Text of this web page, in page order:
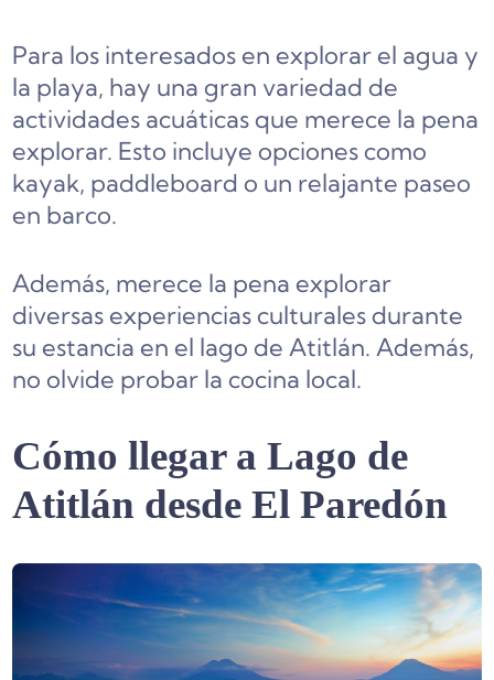
Para los interesados en explorar el agua y
la playa, hay una gran variedad de
actividades acuáticas que merece la pena
explorar. Esto incluye opciones como
kayak, paddleboard o un relajante paseo
en barco.
Además, merece la pena explorar
diversas experiencias culturales durante
su estancia en el lago de Atitlán. Además,
no olvide probar la cocina local.
Cómo llegar a Lago de
Atitlán desde El Paredón